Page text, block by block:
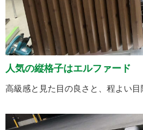
人気の縦格子はエルファード
高級感と見た目の良さと、程よい目